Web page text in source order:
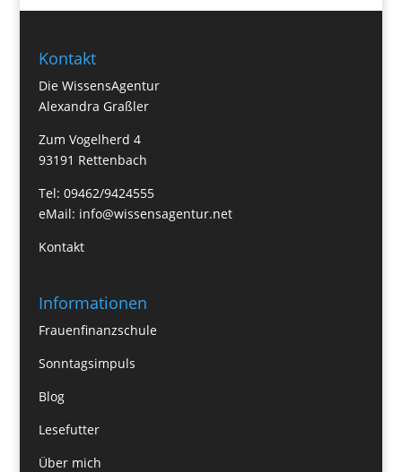
Kontakt
Die WissensAgentur
Alexandra Graßler
Zum Vogelherd 4
93191 Rettenbach
Tel: 09462/9424555
eMail: info@wissensagentur.net
Kontakt
Informationen
Frauenfinanzschule
Sonntagsimpuls
Blog
Lesefutter
Über mich